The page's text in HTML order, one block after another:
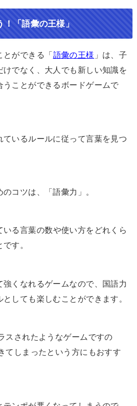
「語彙の王様」
とができる「語彙の王様 」は、子
でなく、大人でも新しい知識を
うことができるボードゲームで
いるルールに従って言葉を見つ
コツは、「語彙力」。
いる言葉の数や使い方をどれくら
す。
くなれるゲームなので、国語力
しても楽しむことができます。
スされたようなゲームですの
てしまったという方にもおすす